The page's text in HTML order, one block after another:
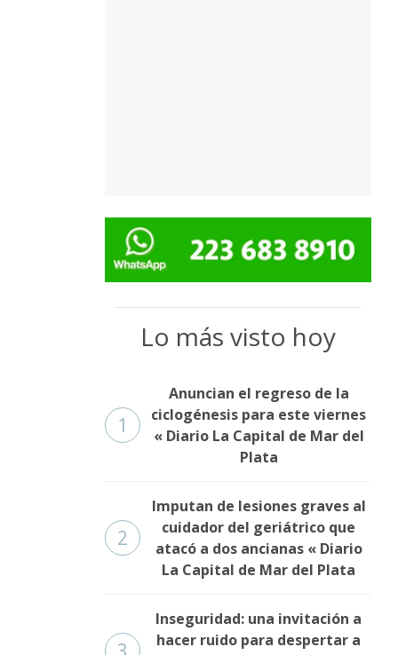
Lo más visto hoy
1
Anuncian el regreso de la
ciclogénesis para este viernes
« Diario La Capital de Mar del
Plata
2
Imputan de lesiones graves al
cuidador del geriátrico que
atacó a dos ancianas « Diario
La Capital de Mar del Plata
Inseguridad: una invitación a
hacer ruido para despertar a